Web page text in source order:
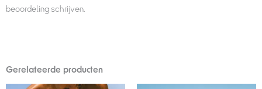
beoordeling schrijven.
Gerelateerde producten